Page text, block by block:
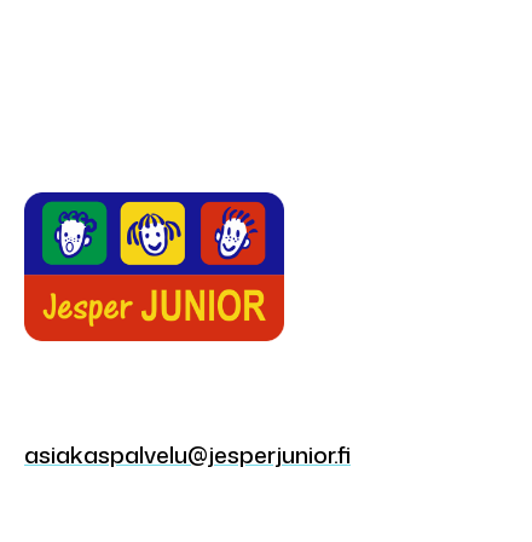
asiakaspalvelu@jesperjunior.fi